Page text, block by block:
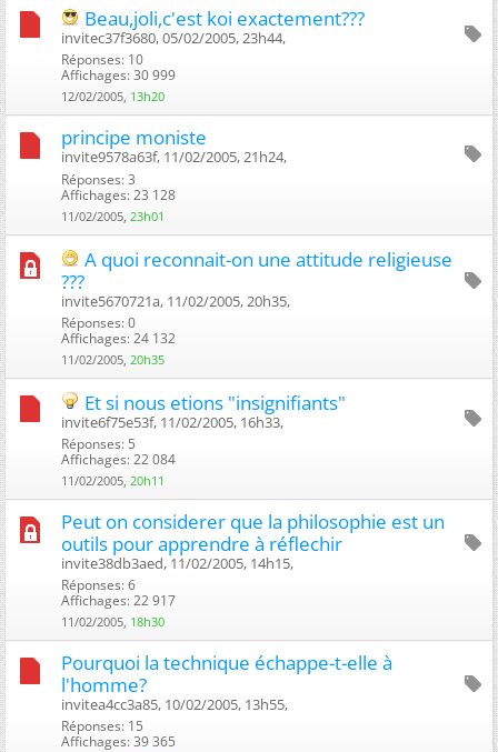
Beau,joli,c'est koi exactement???
invitec37f3680, 05/02/2005, 23h44, ‎
Réponses: 10
Affichages: 30 999
12/02/2005, 13h20
principe moniste
invite9578a63f, 11/02/2005, 21h24, ‎
Réponses: 3
Affichages: 23 128
11/02/2005, 23h01
A quoi reconnait-on une attitude religieuse
???
invite5670721a, 11/02/2005, 20h35, ‎
Réponses: 0
Affichages: 24 132
11/02/2005, 20h35
Et si nous etions "insignifiants"
invite6f75e53f, 11/02/2005, 16h33, ‎
Réponses: 5
Affichages: 22 084
11/02/2005, 20h11
Peut on considerer que la philosophie est un
outils pour apprendre à réflechir
invite38db3aed, 11/02/2005, 14h15, ‎
Réponses: 6
Affichages: 22 917
11/02/2005, 18h30
Pourquoi la technique échappe-t-elle à
l'homme?
invitea4cc3a85, 10/02/2005, 13h55, ‎
Réponses: 15
Affichages: 39 365